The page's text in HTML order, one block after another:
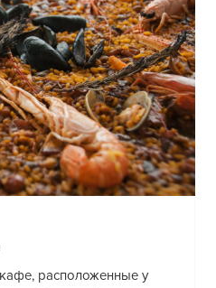
расположенные у